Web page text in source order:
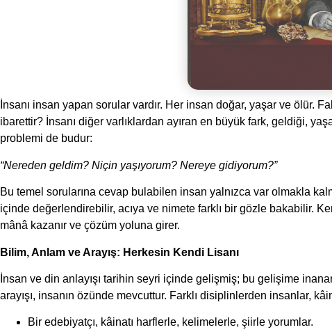
İnsanı insan yapan sorular vardır. Her insan doğar, yaşar ve ölür.
ibarettir? İnsanı diğer varlıklardan ayıran en büyük fark, geldiği,
problemi de budur:
“Nereden geldim? Niçin yaşıyorum? Nereye gidiyorum?”
Bu temel sorularına cevap bulabilen insan yalnızca var olmakla
içinde değerlendirebilir, acıya ve nimete farklı bir gözle bakabilir.
mânâ kazanır ve çözüm yoluna girer.
Bilim, Anlam ve Arayış: Herkesin Kendi Lisanı
İnsan ve din anlayışı tarihin seyri içinde gelişmiş; bu gelişime
arayışı, insanın özünde mevcuttur. Farklı disiplinlerden insanlar,
Bir edebiyatçı, kâinatı harflerle, kelimelerle, şiirle yorumlar.